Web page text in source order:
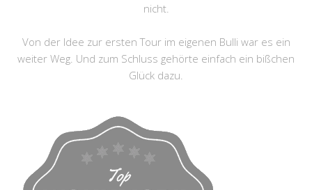
nicht.
Von der Idee zur ersten Tour im eigenen Bulli war es ein
weiter Weg. Und zum Schluss gehörte einfach ein bißchen
Glück dazu.